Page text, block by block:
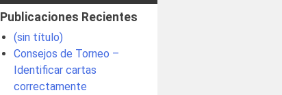
Publicaciones Recientes
(sin título)
Consejos de Torneo –
Identificar cartas
correctamente